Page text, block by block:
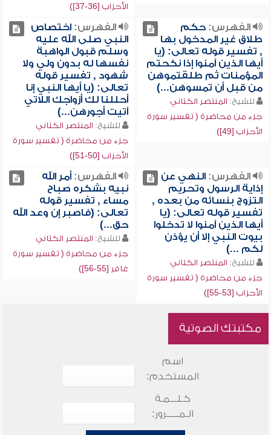
الأحزاب [36-37])
الفهرس:حكم
طلاق غير المدخول بها
, تفسير قوله تعالى: (يا
أيها الذين آمنوا إذا نكحتم
المؤمنات ثم طلقتموهن
من قبل أن تمسوهن...)
للشيخ: المنتصر الكتاني
جزء من محاضرة ( تفسير سورة
الأحزاب [49])
الفهرس:اختصاص
النبي صلى الله عليه
وسلم قبول الواهبة
نفسها له بدون ولي ولا
شهود , تفسير قوله
تعالى: (يا أيها النبي إنا
أحللنا لك أزواجك اللاتي
آتيت أجورهن...)
للشيخ: المنتصر الكتاني
جزء من محاضرة ( تفسير سورة
الأحزاب [50-51])
الفهرس:النهي عن
إذاية الرسول وتحريم
التزوج بنسائه من بعده ,
تفسير قوله تعالى: (يا
أيها الذين آمنوا لا تدخلوا
بيوت النبي إلا أن يؤذن
لكم ...)
للشيخ: المنتصر الكتاني
جزء من محاضرة ( تفسير سورة
الأحزاب [53-55])
الفهرس:أمر الله
نبيه بشكره صباح
مساء , تفسير قوله
تعالى: (فاصبر إن وعد الله
حق...)
للشيخ: المنتصر الكتاني
جزء من محاضرة ( تفسير سورة
غافر [55-56])
مكتبتك الصوتية
اسم
المستخدم:
كـلـــمـة
الـمـــــرور: